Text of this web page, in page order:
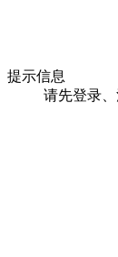
提示信息
请先登录